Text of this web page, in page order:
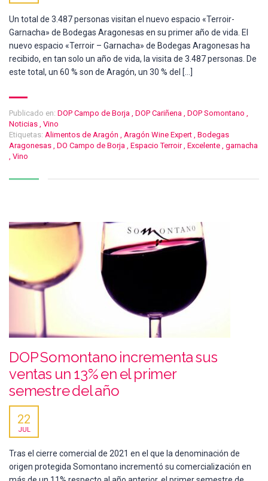
Un total de 3.487 personas visitan el nuevo espacio «Terroir-
Garnacha» de Bodegas Aragonesas en su primer año de vida. El
nuevo espacio «Terroir – Garnacha» de Bodegas Aragonesas ha
recibido, en tan solo un año de vida, la visita de 3.487 personas. De
este total, un 60 % son de Aragón, un 30 % del […]
Publicado en: DOP Campo de Borja , DOP Cariñena , DOP Somontano ,
Noticias , Vino
Etiquetas: Alimentos de Aragón , Aragón Wine Expert , Bodegas
Aragonesas , DO Campo de Borja , Espacio Terroir, Excelente , garnacha
, Vino
DOP Somontano incrementa sus
ventas un 13% en el primer
semestre del año
22
JUL
Tras el cierre comercial de 2021 en el que la denominación de
origen protegida Somontano incrementó su comercialización en